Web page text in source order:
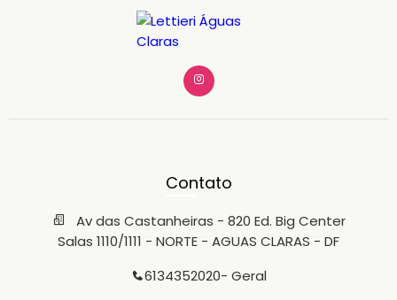
mais detalhes e verificar a disponibilidade atual. Agende
sua visita: (61) 99311-2300 / 3435-2020 / 99292-4054
Contato
Av das Castanheiras - 820 Ed. Big Center
Salas 1110/1111 - NORTE - AGUAS CLARAS - DF
6134352020- Geral